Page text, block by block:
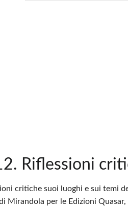
Riflessioni
critiche suoi luoghi e sui temi
Mirandola per le Edizioni